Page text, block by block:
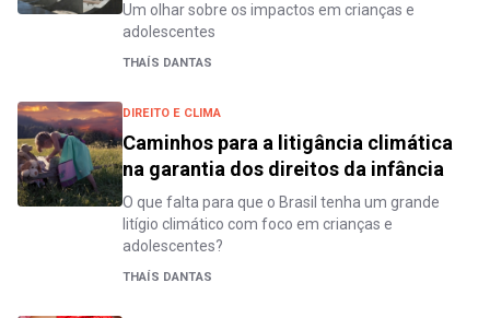
Um olhar sobre os impactos em crianças e
adolescentes
THAÍS DANTAS
DIREITO E CLIMA
Caminhos para a litigância climática
na garantia dos direitos da infância
O que falta para que o Brasil tenha um grande
litígio climático com foco em crianças e
adolescentes?
THAÍS DANTAS